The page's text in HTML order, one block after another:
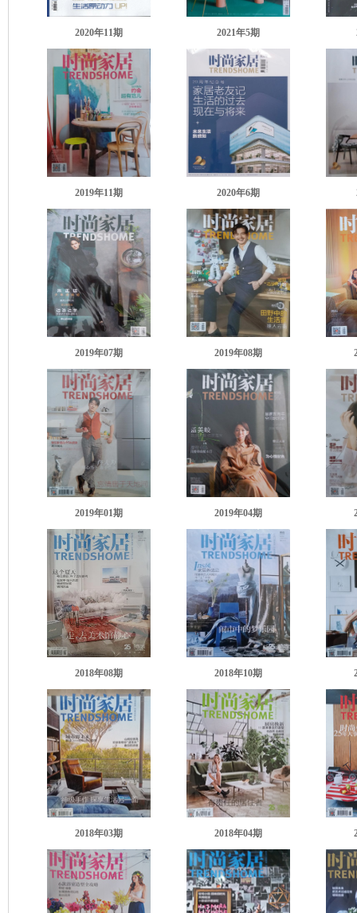
2020年11期 2021年5期
2019年11期 2020年6期
2019年07期 2019年08期
2019年01期 2019年04期
2018年08期 2018年10期
2018年03期 2018年04期